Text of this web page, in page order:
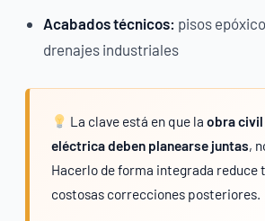
Acabados técnicos: pisos
drenajes industriales
La clave está en que la obra civil
eléctrica deben planearse juntas,
Hacerlo de forma integrada reduce
costosas correcciones posteriores.